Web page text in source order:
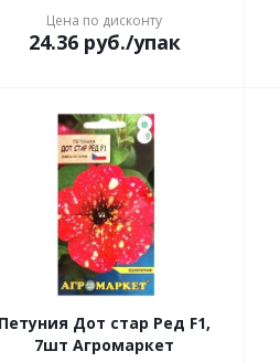
Цена по дисконту
24.36руб./упак
Петуния Дот стар Ред F1,
7шт Агромаркет